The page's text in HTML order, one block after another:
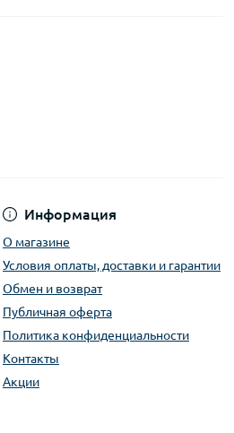
Информация
О магазине
Условия оплаты, доставки и гарантии
Обмен и возврат
Публичная оферта
Политика конфиденциальности
Контакты
Акции